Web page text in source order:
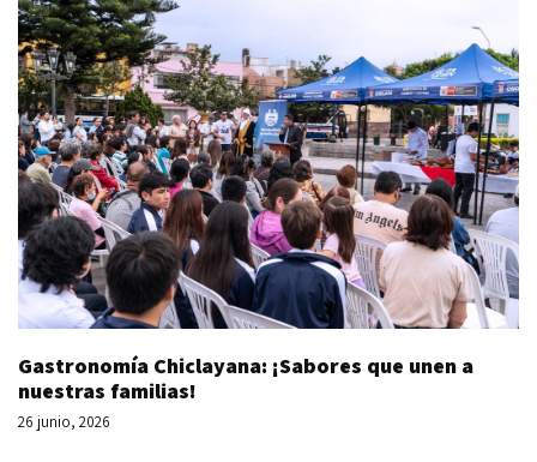
Gastronomía Chiclayana: ¡Sabores que unen a
nuestras familias!
26 junio, 2026